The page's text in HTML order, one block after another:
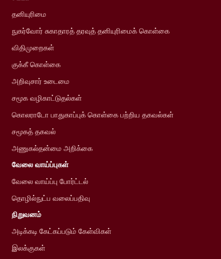
தனியுரிமை
நுகர்வோர் சுகாதாரத் தரவுத் தனியுரிமைக் கொள்கை
விதிமுறைகள்
குக்கீ கொள்கை
அறிவுசார் உடைமை
சமூக வழிகாட்டுதல்கள்
கொலராடோ பாதுகாப்புக் கொள்கை பற்றிய தகவல்கள்
சமூகத் தகவல்
அணுகல்தன்மை அறிக்கை
வேலை வாய்ப்புகள்
வேலை வாய்ப்பு போர்ட்டல்
தொழில்நுட்ப வலைப்பதிவு
நிறுவனம்
அடிக்கடி கேட்கப்படும் கேள்விகள்
இலக்குகள்